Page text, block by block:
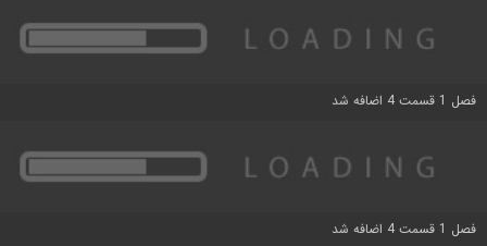
فصل 1 قسمت 4 اضافه شد
فصل 1 قسمت 4 اضافه شد